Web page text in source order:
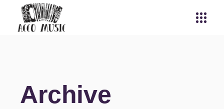
Archive